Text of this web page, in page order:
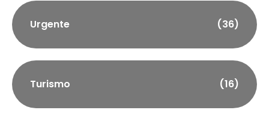
Urgente (36)
Turismo (16)